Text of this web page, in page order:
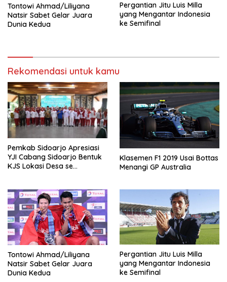
Tontowi Ahmad/Liliyana
Natsir Sabet Gelar Juara
Dunia Kedua
Pergantian Jitu Luis Milla
yang Mengantar Indonesia
ke Semifinal
Rekomendasi untuk kamu
Pemkab Sidoarjo Apresiasi
YJI Cabang Sidoarjo Bentuk
KJS Lokasi Desa se
Klasemen F1 2019 Usai Bottas
Menangi GP Australia
Tontowi Ahmad/Liliyana
Natsir Sabet Gelar Juara
Dunia Kedua
Pergantian Jitu Luis Milla
yang Mengantar Indonesia
ke Semifinal